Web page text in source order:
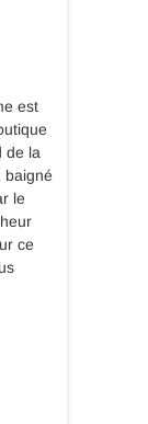
est
de la
baigné
le
ce